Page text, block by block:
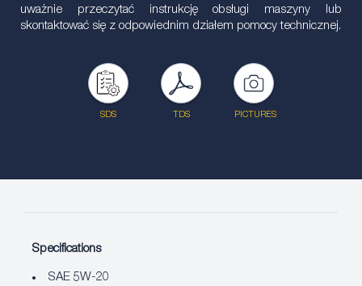
uważnie przeczytać instrukcję obsługi maszyny lub
skontaktować się z odpowiednim działem pomocy technicznej.
SDS TDS PICTURES
Specifications
SAE 5W-20